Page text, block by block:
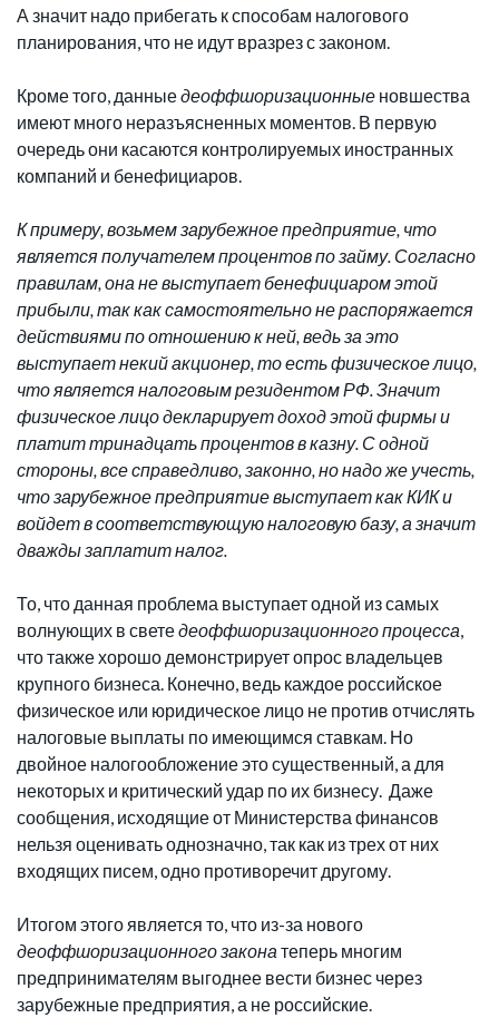
А значит надо прибегать к способам налогового
планирования, что не идут вразрез с законом.
Кроме того, данныедеоффшоризационные новшества
имеют много неразъясненных моментов. В первую
очередь они касаются контролируемых иностранных
компаний и бенефициаров.
К примеру, возьмем зарубежное предприятие, что
является получателем процентов по займу. Согласно
правилам, она не выступает бенефициаром этой
прибыли, так как самостоятельно не распоряжается
действиями по отношению к ней, ведь за это
выступает некий акционер, то есть физическое лицо,
что является налоговым резидентом РФ. Значит
физическое лицо декларирует доход этой фирмы и
платит тринадцать процентов в казну. С одной
стороны, все справедливо, законно, но надо же учесть,
что зарубежное предприятие выступает как КИК и
войдет в соответствующую налоговую базу, а значит
дважды заплатит налог.
То, что данная проблема выступает одной из самых
волнующих в светедеоффшоризационного процесса,
что также хорошо демонстрирует опрос владельцев
крупного бизнеса. Конечно, ведь каждое российское
физическое или юридическое лицо не против отчислять
налоговые выплаты по имеющимся ставкам. Но
двойное налогообложение это существенный, а для
некоторых и критический удар по их бизнесу. Даже
сообщения, исходящие от Министерства финансов
нельзя оценивать однозначно, так как из трех от них
входящих писем, одно противоречит другому.
Итогом этого является то, что из-за нового
деоффшоризационного закона теперь многим
предпринимателям выгоднее вести бизнес через
зарубежные предприятия, а не российские.